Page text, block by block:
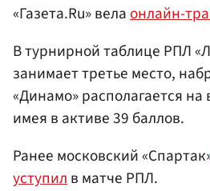
«Газета.Ru» велаонлайн-
В турнирной таблице РПЛ
занимает третье место,
«Динамо» располагается на
имея в активе 39 баллов.
Ранее московский
уступилв матче РПЛ.